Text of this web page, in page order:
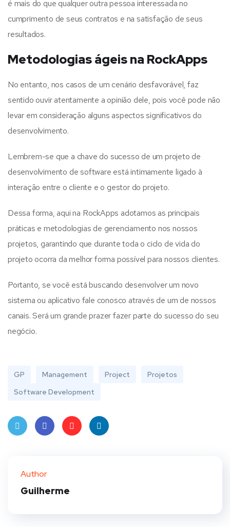
é mais do que qualquer outra pessoa interessada no
cumprimento de seus contratos e na satisfação de seus
resultados.
Metodologias ágeis na RockApps
No entanto, nos casos de um cenário desfavorável, faz
sentido ouvir atentamente a opinião dele, pois você pode não
levar em consideração alguns aspectos significativos do
desenvolvimento.
Lembrem-se que a chave do sucesso de um projeto de
desenvolvimento de software está intimamente ligado à
interação entre o cliente e o gestor do projeto.
Dessa forma, aqui na RockApps adotamos as principais
práticas e metodologias de gerenciamento nos nossos
projetos, garantindo que durante toda o ciclo de vida do
projeto ocorra da melhor forma possível para nossos clientes.
Portanto, se você está buscando desenvolver um novo
sistema ou aplicativo fale conosco através de um de nossos
canais. Será um grande prazer fazer parte do sucesso do seu
negócio.
GP Management Project
Projetos
Software Development
Author
Guilherme